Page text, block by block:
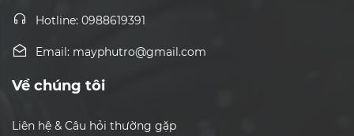
Hotline: 0988619391
Email: mayphutro@gmail.com
Về chúng tôi
Liên hệ & Câu hỏi thường gặp